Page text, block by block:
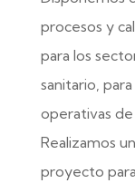
procesos y
para los
sanitario,
operativas
Realizamos
proyecto